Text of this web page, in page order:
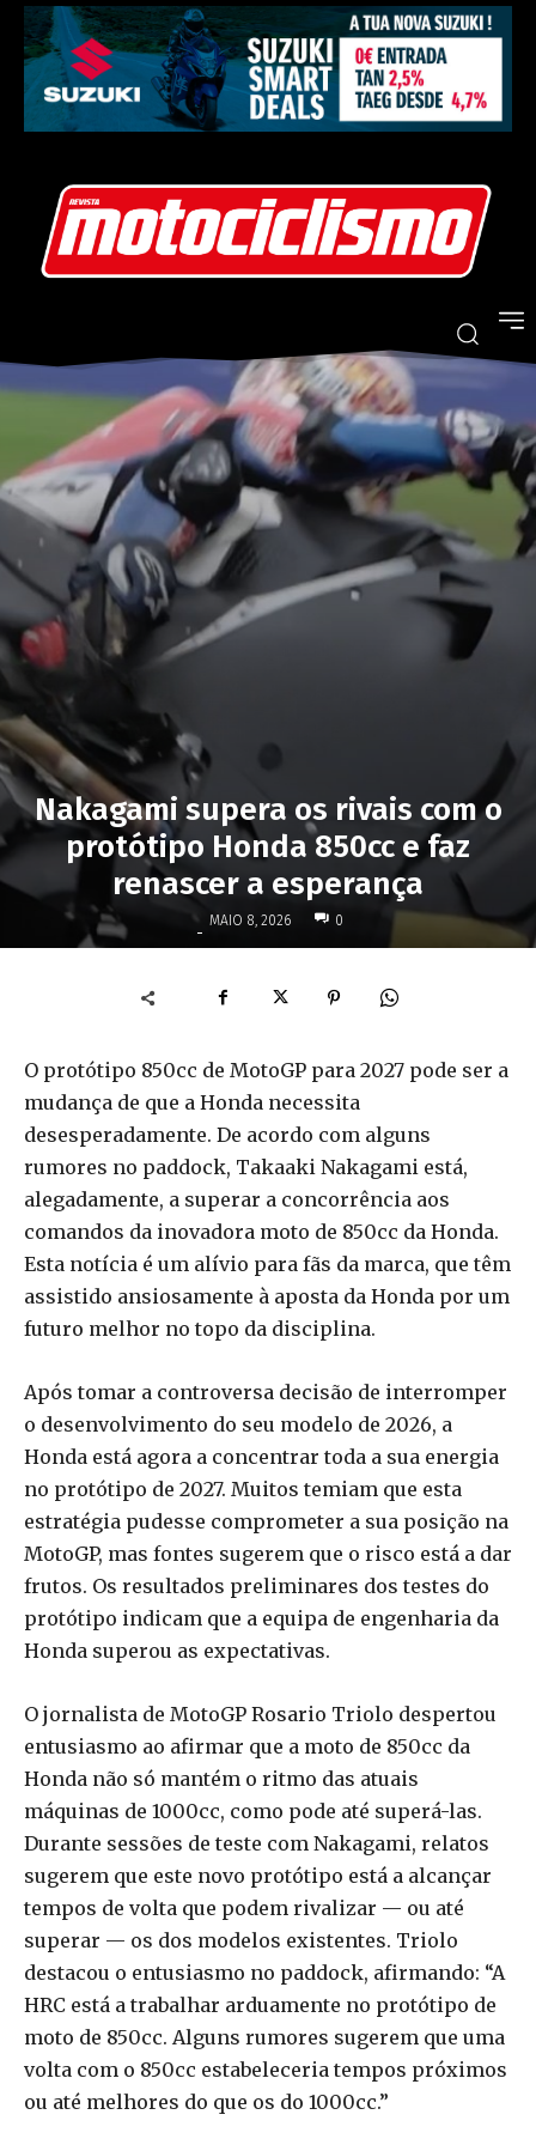
Nakagami supera os rivais com o
protótipo Honda 850cc e faz
renascer a esperança
- MAIO 8, 2026 0
O protótipo 850cc de MotoGP para 2027 pode ser a
mudança de que a Honda necessita
desesperadamente. De acordo com alguns
rumores no paddock, Takaaki Nakagami está,
alegadamente, a superar a concorrência aos
comandos da inovadora moto de 850cc da Honda.
Esta notícia é um alívio para fãs da marca, que têm
assistido ansiosamente à aposta da Honda por um
futuro melhor no topo da disciplina.
Após tomar a controversa decisão de interromper
o desenvolvimento do seu modelo de 2026, a
Honda está agora a concentrar toda a sua energia
no protótipo de 2027. Muitos temiam que esta
estratégia pudesse comprometer a sua posição na
MotoGP, mas fontes sugerem que o risco está a dar
frutos. Os resultados preliminares dos testes do
protótipo indicam que a equipa de engenharia da
Honda superou as expectativas.
O jornalista de MotoGP Rosario Triolo despertou
entusiasmo ao afirmar que a moto de 850cc da
Honda não só mantém o ritmo das atuais
máquinas de 1000cc, como pode até superá-las.
Durante sessões de teste com Nakagami, relatos
sugerem que este novo protótipo está a alcançar
tempos de volta que podem rivalizar — ou até
superar — os dos modelos existentes. Triolo
destacou o entusiasmo no paddock, afirmando: “A
HRC está a trabalhar arduamente no protótipo de
moto de 850cc. Alguns rumores sugerem que uma
volta com o 850cc estabeleceria tempos próximos
ou até melhores do que os do 1000cc.”